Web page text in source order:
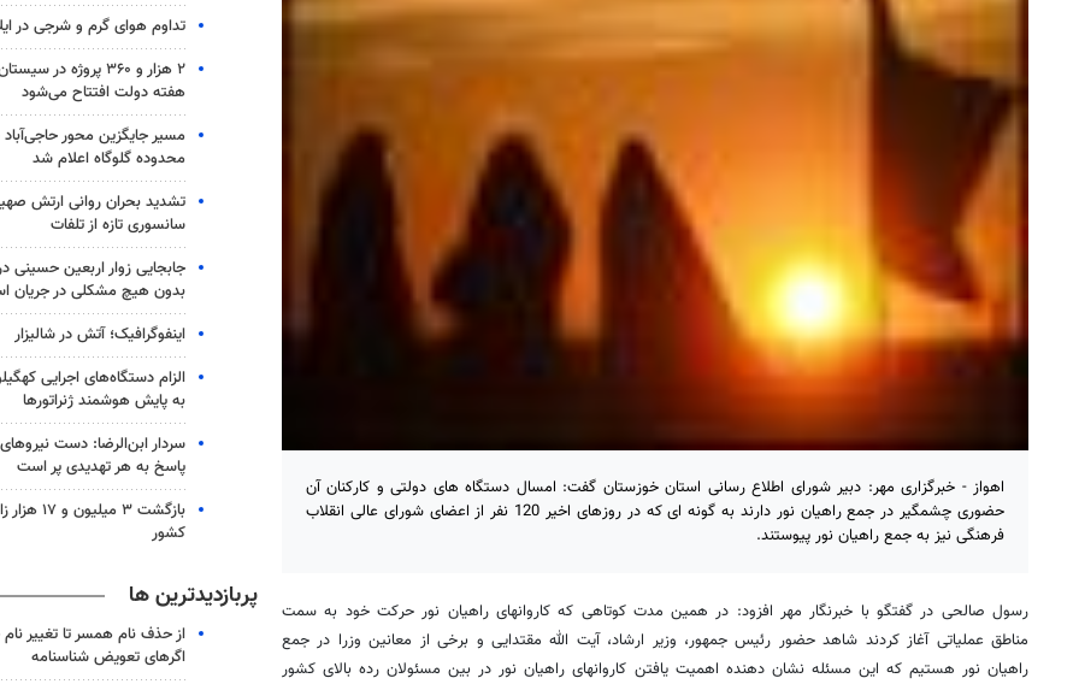
اهواز - خبرگزاری مهر: دبیر شورای اطلاع رسانی استان خوزستان گفت: امسال دستگاه های دولتی و کارکنان آن
حضوری چشمگیر در جمع راهیان نور دارند به گونه ای که در روزهای اخیر 120 نفر از اعضای شورای عالی انقلاب
فرهنگی نیز به جمع راهیان نور پیوستند.
رسول صالحی در گفتگو با خبرنگار مهر افزود: در همین مدت کوتاهی که کاروانهای راهیان نور حرکت خود به سمت
مناطق عملیاتی آغاز کردند شاهد حضور رئیس جمهور، وزیر ارشاد، آیت الله مقتدایی و برخی از معانین وزرا در جمع
راهیان نور هستیم که این مسئله نشان دهنده اهمیت یافتن کاروانهای راهیان نور در بین مسئولان رده بالای کشور
تداوم هوای گرم و شرجی در
۲ هزار و ۳۶۰ پروژه در
هفته دولت افتتاح می‌شود
مسیر جایگزین محور
محدوده گلوگاه اعلام شد
تشدید بحران روانی ارتش
سانسوری تازه از تلفات
جابجایی زوار اربعین حسینی
بدون هیچ مشکلی در جریان
اینفوگرافیک؛ آتش در شالیزار
الزام دستگاه‌های اجرایی
به پایش هوشمند ژنراتورها
سردار ابن‌الرضا: دست
پاسخ به هر تهدیدی پر است
بازگشت ۳
کشور
پربازدیدترین ها
از حذف نام همسر تا تغییر نام
اگرهای تعویض شناسنامه